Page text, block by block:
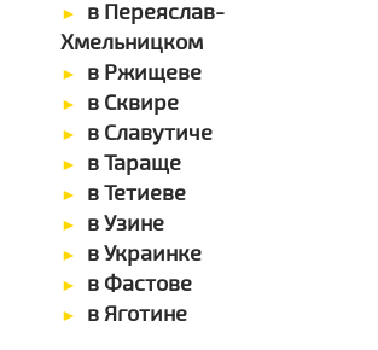
в Переяслав-
Хмельницком
в Ржищеве
в Сквире
в Славутиче
в Тараще
в Тетиеве
в Узине
в Украинке
в Фастове
в Яготине